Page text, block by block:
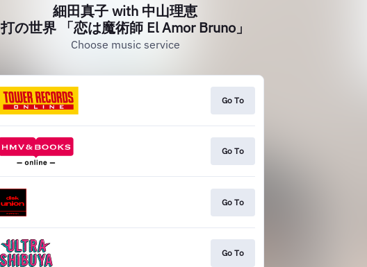
細田真子 with 中山理恵
打の世界 「恋は魔術師 El Amor Bruno」
Choose music service
Go To
Go To
Go To
Go To